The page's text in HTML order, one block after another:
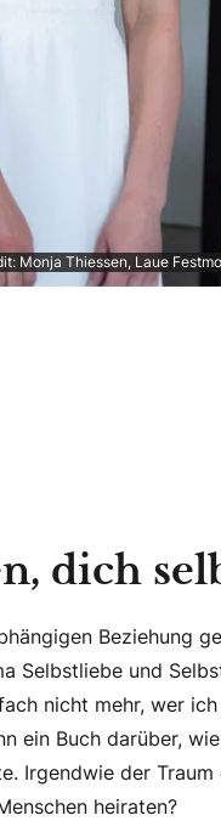
Monja Thiessen, Laue
dich
Selbstliebe und
nicht mehr, wer
ein Buch darüber,
Irgendwie der
heiraten?